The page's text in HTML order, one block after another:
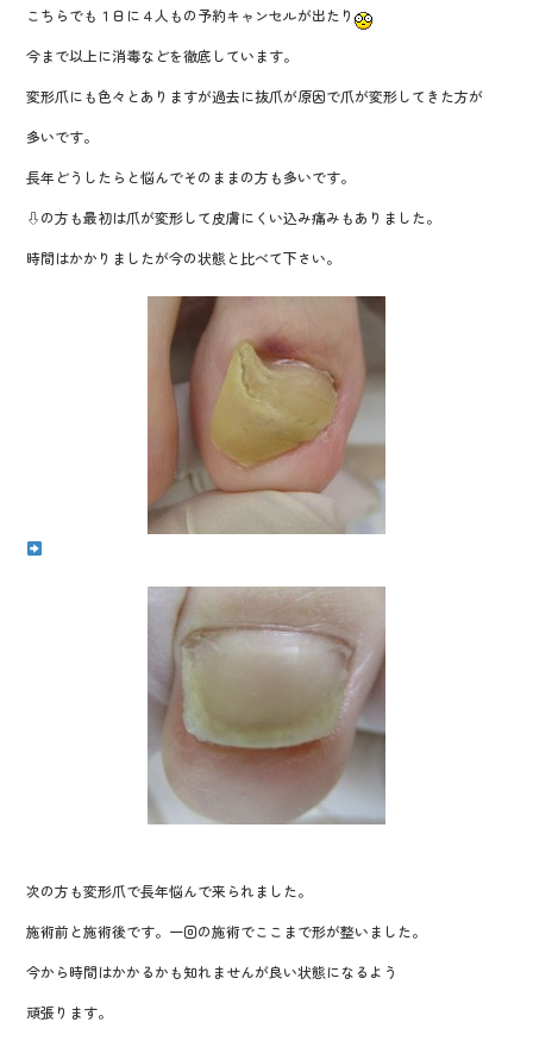
o
o
k
こちらでも１日に４人もの予約キャンセルが出たり
今まで以上に消毒などを徹底しています。
変形爪にも色々とありますが過去に抜爪が原因で爪が変形してきた方が
多いです。
長年どうしたらと悩んでそのままの方も多いです。
⇩の方も最初は爪が変形して皮膚にくい込み痛みもありました。
時間はかかりましたが今の状態と比べて下さい。
次の方も変形爪で長年悩んで来られました。
施術前と施術後です。一回の施術でここまで形が整いました。
今から時間はかかるかも知れませんが良い状態になるよう
頑張ります。